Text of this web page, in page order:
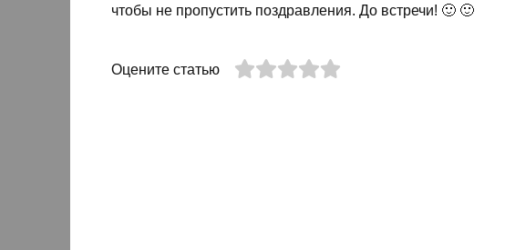
чтобы не пропустить поздравления. До встречи! 🙂 🙂
Оцените статью